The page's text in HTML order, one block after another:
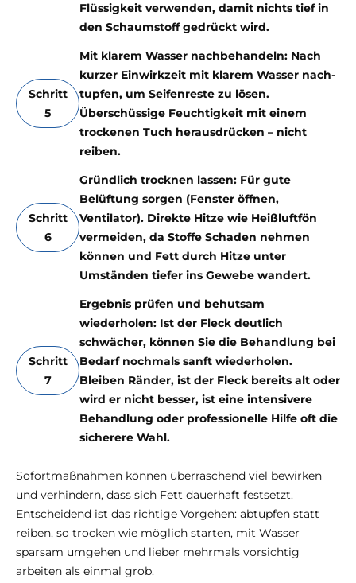
Flüssigkeit verwenden, damit nichts tief in
den Schaumstoff gedrückt wird.
Schritt
5
Mit klarem Wasser nachbehandeln: Nach
kurzer Einwirkzeit mit klarem Wasser nach-
tupfen, um Seifenreste zu lösen.
Überschüssige Feuchtigkeit mit einem
trockenen Tuch herausdrücken – nicht
reiben.
Schritt
6
Gründlich trocknen lassen: Für gute
Belüftung sorgen (Fenster öffnen,
Ventilator). Direkte Hitze wie Heißluftfön
vermeiden, da Stoffe Schaden nehmen
können und Fett durch Hitze unter
Umständen tiefer ins Gewebe wandert.
Schritt
7
Ergebnis prüfen und behutsam
wiederholen: Ist der Fleck deutlich
schwächer, können Sie die Behandlung bei
Bedarf nochmals sanft wiederholen.
Bleiben Ränder, ist der Fleck bereits alt oder
wird er nicht besser, ist eine intensivere
Behandlung oder professionelle Hilfe oft die
sicherere Wahl.
Sofortmaßnahmen können überraschend viel bewirken
und verhindern, dass sich Fett dauerhaft festsetzt.
Entscheidend ist das richtige Vorgehen: abtupfen statt
reiben, so trocken wie möglich starten, mit Wasser
sparsam umgehen und lieber mehrmals vorsichtig
arbeiten als einmal grob.